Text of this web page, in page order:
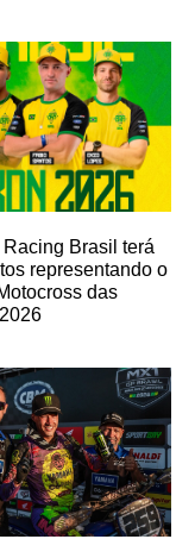
Brasil terá
representando o
das